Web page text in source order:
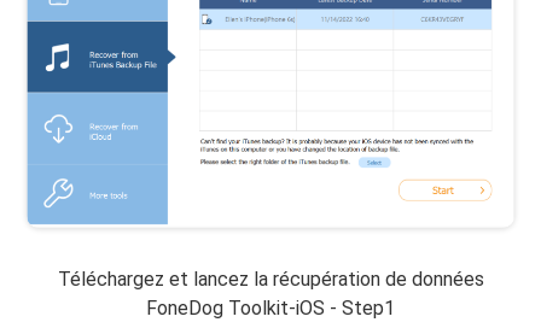
Téléchargez et lancez la récupération de données
FoneDog Toolkit-iOS - Step1